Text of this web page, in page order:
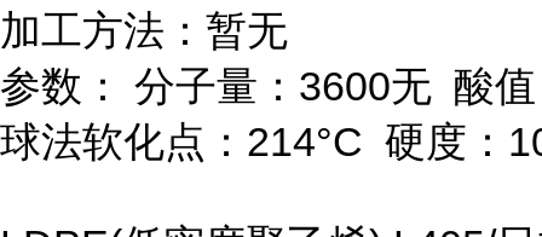
加工方法：暂无
参数：
分子量： 3600无 酸
球法软化点： 214°C 硬度：